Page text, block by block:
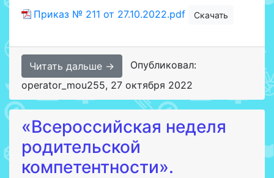
Приказ № 211 от 27.10.2022.pdf Скачать
Читать дальше →
Опубликовал:
operator_mou255, 27 октября 2022
«Всероссийская неделя
родительской
компетентности».